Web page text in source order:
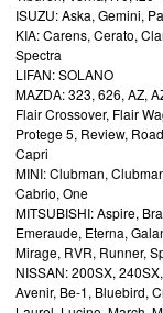
ISUZU: Aska, Gemini,
KIA: Carens, Cerato,
Spectra
LIFAN: SOLANO
MAZDA: 323, 626, AZ,
Flair Crossover, Flair
Protege 5, Review,
Capri
MINI: Clubman,
Cabrio, One
MITSUBISHI: Aspire,
Emeraude, Eterna,
Mirage, RVR, Runner,
NISSAN: 200SX,
Avenir, Be-1, Bluebird,